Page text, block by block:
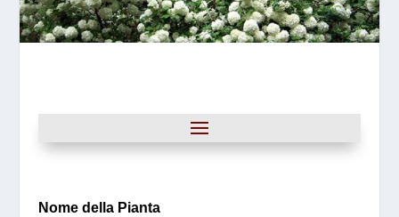
Nome della Pianta